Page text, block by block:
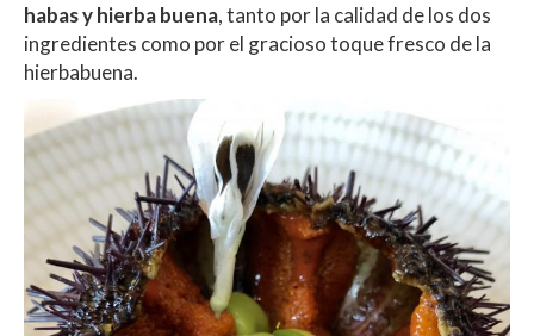
habas y hierba buena, tanto por la calidad de los dos
ingredientes como por el gracioso toque fresco de la
hierbabuena.